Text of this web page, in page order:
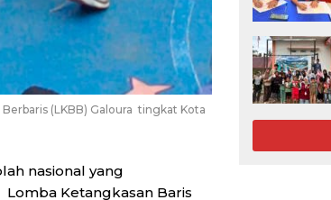
(LKBB) Galoura tingkat Kota
nasional yang
Ketangkasan Baris